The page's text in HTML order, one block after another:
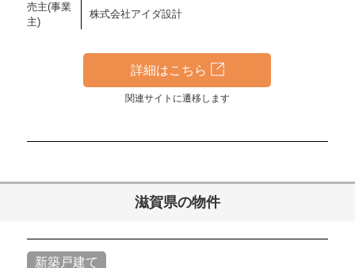
売主(事業
主)
株式会社アイダ設計
詳細はこちら
関連サイトに遷移します
滋賀県の物件
新築戸建て